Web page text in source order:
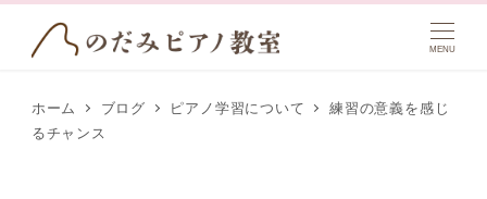
MENU
ホーム ブログ ピアノ学習について
練習の意義を感じ
るチャンス